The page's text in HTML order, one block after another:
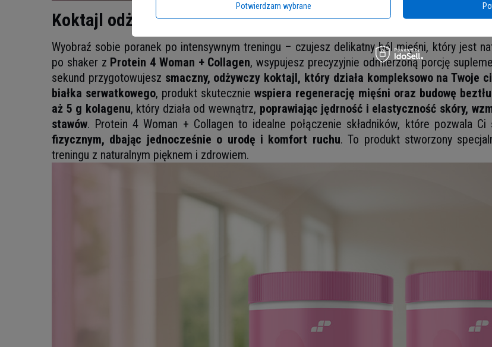
Koktajl odżywczy po treningu
Wyobraź sobie poranek po intensywnym treningu – czujesz delikatny ból mięśni, który jest
po shaker z Protein 4 Woman + Collagen, wsypujesz precyzyjnie odmierzoną porcję
sekund przygotowujesz smaczny, odżywczy koktajl, który działa kompleksowo na Twoje
białka serwatkowego, produkt skutecznie wspiera regenerację mięśni oraz budowę
aż 5 g kolagenu, który działa od wewnątrz, poprawiając jędrność i elastyczność skóry,
stawów. Protein 4 Woman + Collagen to idealne połączenie składników, które pozwala Ci
fizycznym, dbając jednocześnie o urodę i komfort ruchu. To produkt stworzony
treningu z naturalnym pięknem i zdrowiem.
Potwierdzam wybrane